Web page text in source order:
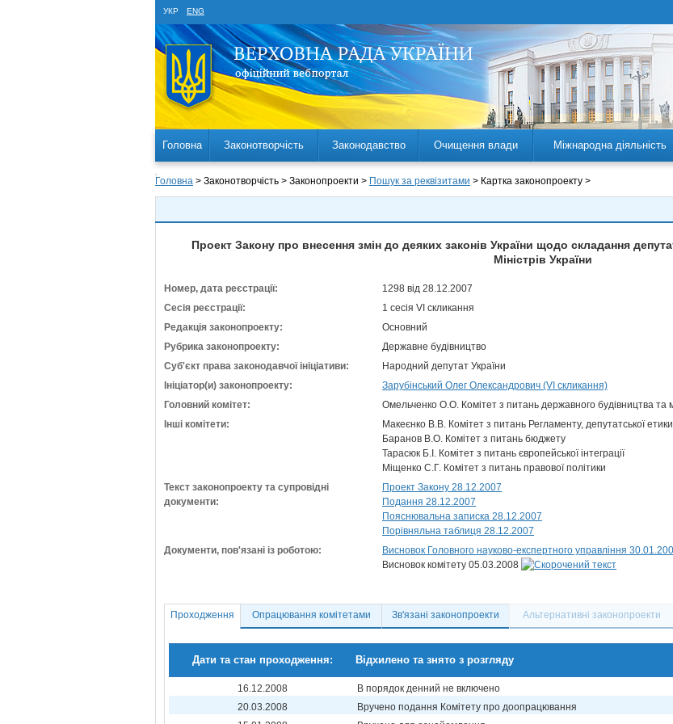
УКР ENG
Головна Законотворчість Законодавство Очищення влади Міжнародна діяльність
Головна > Законотворчість > Законопроекти > Пошук за реквізитами > Картка законопроекту >
Проект Закону про внесення змін до деяких законів України щодо складання
Міністрів України
Номер, дата реєстрації:
1298 від 28.12.2007
Сесія реєстрації:
1 сесія VI скликання
Редакція законопроекту:
Основний
Рубрика законопроекту:
Державне будівництво
Суб'єкт права законодавчої ініціативи:
Народний депутат України
Ініціатор(и) законопроекту:
Зарубінський Олег Олександрович (VI скликання)
Головний комітет:
Омельченко О.О. Комітет з питань державного будівництва та
Інші комітети:
Макеєнко В.В. Комітет з питань Регламенту, депутатської
Баранов В.О. Комітет з питань бюджету
Тарасюк Б.І. Комітет з питань європейської інтеграції
Міщенко С.Г. Комітет з питань правової політики
Текст законопроекту та супровідні
документи:
Проект Закону 28.12.2007
Подання 28.12.2007
Пояснювальна записка 28.12.2007
Порівняльна таблиця 28.12.2007
Документи, пов'язані із роботою:
Висновок Головного науково-експертного управління
Висновок комітету 05.03.2008
Проходження Опрацювання комітетами Зв'язані законопроекти Альтернативні законопроекти
Дати та стан проходження: Відхилено та знято з розгляду
16.12.2008
В порядок денний не включено
20.03.2008
Вручено подання Комітету про доопрацювання